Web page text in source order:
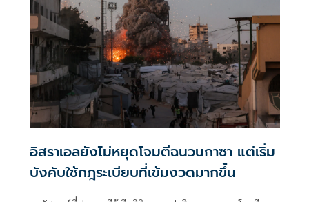
อิสราเอลยังไม่หยุดโจมตีฉนวนกาซา แต่เริ่ม
บังคับใช้กฎระเบียบที่เข้มงวดมากขึ้น